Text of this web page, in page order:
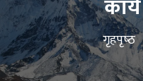
गृहपृष्‍ठ